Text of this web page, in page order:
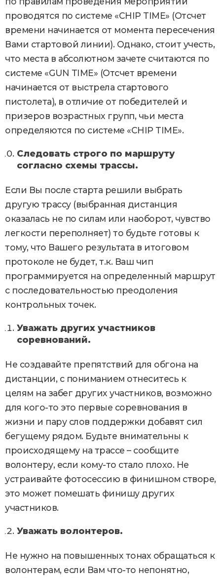
проводятся по системе «CHIP TIME» (Отсчет
времени начинается от момента пересечения
Вами стартовой линии). Однако, стоит учесть,
что места в абсолютном зачете считаются по
системе «GUN TIME» (Отсчет времени
начинается от выстрела стартового
пистолета), в отличие от победителей и
призеров возрастных групп, чьи места
определяются по системе «CHIP TIME».
Следовать строго по маршруту
согласно схемы трассы.
Если Вы после старта решили выбрать
другую трассу (выбранная дистанция
оказалась не по силам или наоборот, чувство
легкости переполняет) то будьте готовы к
тому, что Вашего результата в итоговом
протоколе не будет, т.к. Ваш чип
программируется на определенный маршрут
с последовательностью преодоления
контрольных точек.
Уважать других участников
соревнований.
Не создавайте препятствий для обгона на
дистанции, с пониманием отнеситесь к
целям на забег других участников, возможно
для кого-то это первые соревнования в
жизни и пару слов поддержки добавят сил
бегущему рядом. Будьте внимательны к
происходящему на трассе – сообщите
волонтеру, если кому-то стало плохо. Не
устраивайте фотосессию в финишном створе,
это может помешать финишу других
участников.
Уважать волонтеров.
Не нужно на повышенных тонах обращаться к
волонтерам, если Вам что-то непонятно,